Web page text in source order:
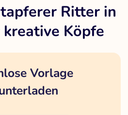
Ritter in
Köpfe
Vorlage